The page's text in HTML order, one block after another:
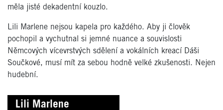
měla jisté dekadentní kouzlo.
Lili Marlene nejsou kapela pro každého. Aby ji člověk
pochopil a vychutnal si jemné nuance a souvislosti
Němcových vícevrstvých sdělení a vokálních kreací Dáši
Součkové, musí mít za sebou hodně velké zkušenosti. Nejen
hudební.
Lili Marlene